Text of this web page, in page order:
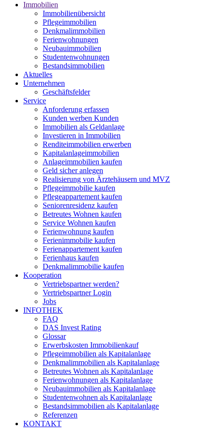
Immobilien
Immobilienübersicht
Pflegeimmobilien
Denkmalimmobilien
Ferienwohnungen
Neubauimmobilien
Studentenwohnungen
Bestandsimmobilien
Aktuelles
Unternehmen
Geschäftsfelder
Service
Anforderung erfassen
Kunden werben Kunden
Immobilien als Geldanlage
Investieren in Immobilien
Renditeimmobilien erwerben
Kapitalanlageimmobilien
Anlageimmobilien kaufen
Geld sicher anlegen
Realisierung von Ärztehäusern und MVZ
Pflegeimmobilie kaufen
Pflegeappartement kaufen
Seniorenresidenz kaufen
Betreutes Wohnen kaufen
Service Wohnen kaufen
Ferienwohnung kaufen
Ferienimmobilie kaufen
Ferienappartement kaufen
Ferienhaus kaufen
Denkmalimmobilie kaufen
Kooperation
Vertriebspartner werden?
Vertriebspartner Login
Jobs
INFOTHEK
FAQ
DAS Invest Rating
Glossar
Erwerbskosten Immobilienkauf
Pflegeimmobilien als Kapitalanlage
Denkmalimmobilien als Kapitalanlage
Betreutes Wohnen als Kapitalanlage
Ferienwohnungen als Kapitalanlage
Neubauimmobilien als Kapitalanlage
Studentenwohnen als Kapitalanlage
Bestandsimmobilien als Kapitalanlage
Referenzen
KONTAKT